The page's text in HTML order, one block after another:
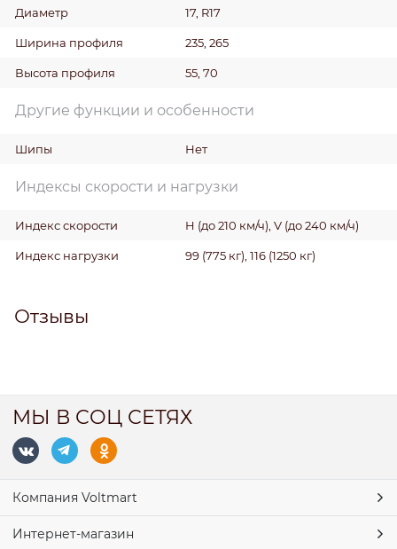
Диаметр 17, R17
Ширина профиля 235, 265
Высота профиля 55, 70
Другие функции и особенности
Шипы Нет
Индексы скорости и нагрузки
Индекс скорости H (до 210 км/ч), V (до 240 км/ч)
Индекс нагрузки 99 (775 кг), 116 (1250 кг)
Отзывы
МЫ В СОЦ СЕТЯХ
Компания Voltmart
Интернет-магазин